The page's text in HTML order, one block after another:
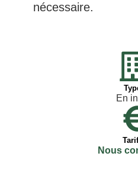
nécessaire.
En
Nous